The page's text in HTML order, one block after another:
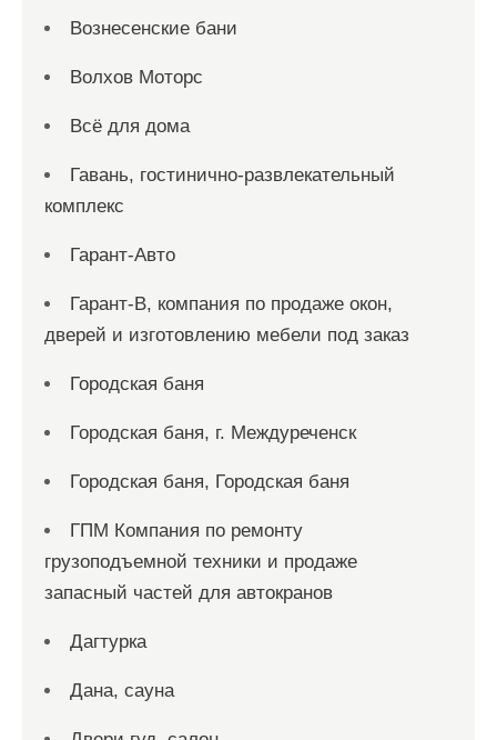
Вознесенские бани
Волхов Моторс
Всё для дома
Гавань, гостинично-развлекательный
комплекс
Гарант-Авто
Гарант-В, компания по продаже окон,
дверей и изготовлению мебели под заказ
Городская баня
Городская баня, г. Междуреченск
Городская баня, Городская баня
ГПМ Компания по ремонту
грузоподъемной техники и продаже
запасный частей для автокранов
Дагтурка
Дана, сауна